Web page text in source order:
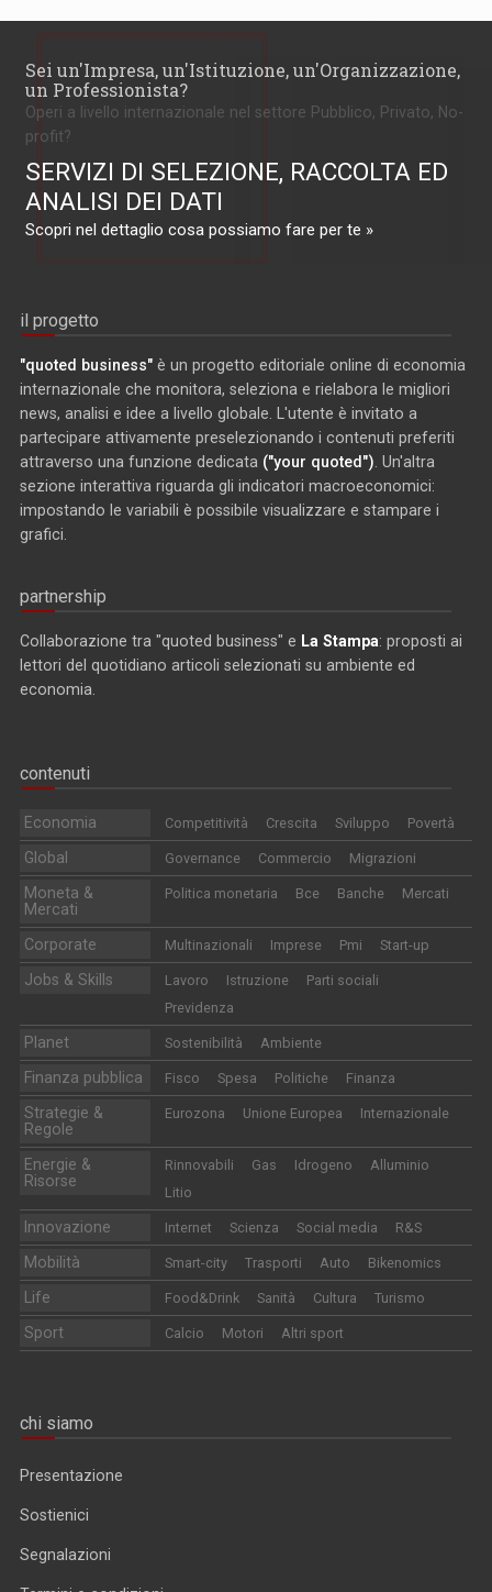
Sei un'Impresa, un'Istituzione, un'Organizzazione,
un Professionista?
Operi a livello internazionale nel settore Pubblico, Privato, No-
profit?
SERVIZI DI SELEZIONE, RACCOLTA ED
ANALISI DEI DATI
Scopri nel dettaglio cosa possiamo fare per te »
il progetto
"quoted business" è un progetto editoriale online di economia
internazionale che monitora, seleziona e rielabora le migliori
news, analisi e idee a livello globale. L'utente è invitato a
partecipare attivamente preselezionando i contenuti preferiti
attraverso una funzione dedicata ("your quoted") . Un'altra
sezione interattiva riguarda gli indicatori macroeconomici:
impostando le variabili è possibile visualizzare e stampare i
grafici.
partnership
Collaborazione tra "quoted business" e La Stampa: proposti ai
lettori del quotidiano articoli selezionati su ambiente ed
economia.
contenuti
Economia Competitività Crescita Sviluppo Povertà
Global Governance Commercio Migrazioni
Moneta &
Mercati
Politica monetaria Bce Banche Mercati
Corporate Multinazionali Imprese Pmi Start-up
Jobs & Skills Lavoro Istruzione
Parti sociali
Previdenza
Planet Sostenibilità Ambiente
Finanza pubblica Fisco Spesa Politiche Finanza
Strategie &
Regole
Eurozona Unione Europea Internazionale
Energie &
Risorse
Rinnovabili Gas Idrogeno
Alluminio
Litio
Innovazione Internet Scienza Social media R&S
Mobilità Smart-city Trasporti Auto Bikenomics
Life Food&Drink Sanità Cultura Turismo
Sport Calcio Motori Altri sport
chi siamo
Presentazione
Sostienici
Segnalazioni